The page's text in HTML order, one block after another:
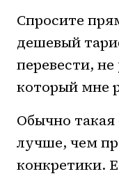
Спросите
дешевый
перевести,
который мне
Обычно
лучше, чем
конкретики.